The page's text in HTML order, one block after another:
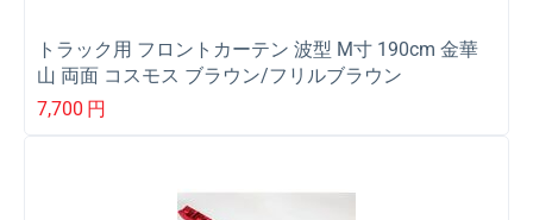
トラック用 フロントカーテン 波型 M寸 190cm 金華
山 両面 コスモス ブラウン/フリルブラウン
7,700 円